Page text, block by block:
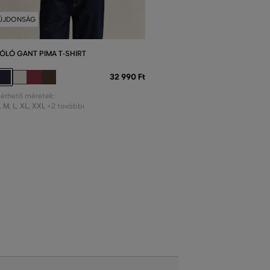
GANT PIMA T-SHIRT
32 990 Ft
méretek:
, M, L, XL, XXL +2 további